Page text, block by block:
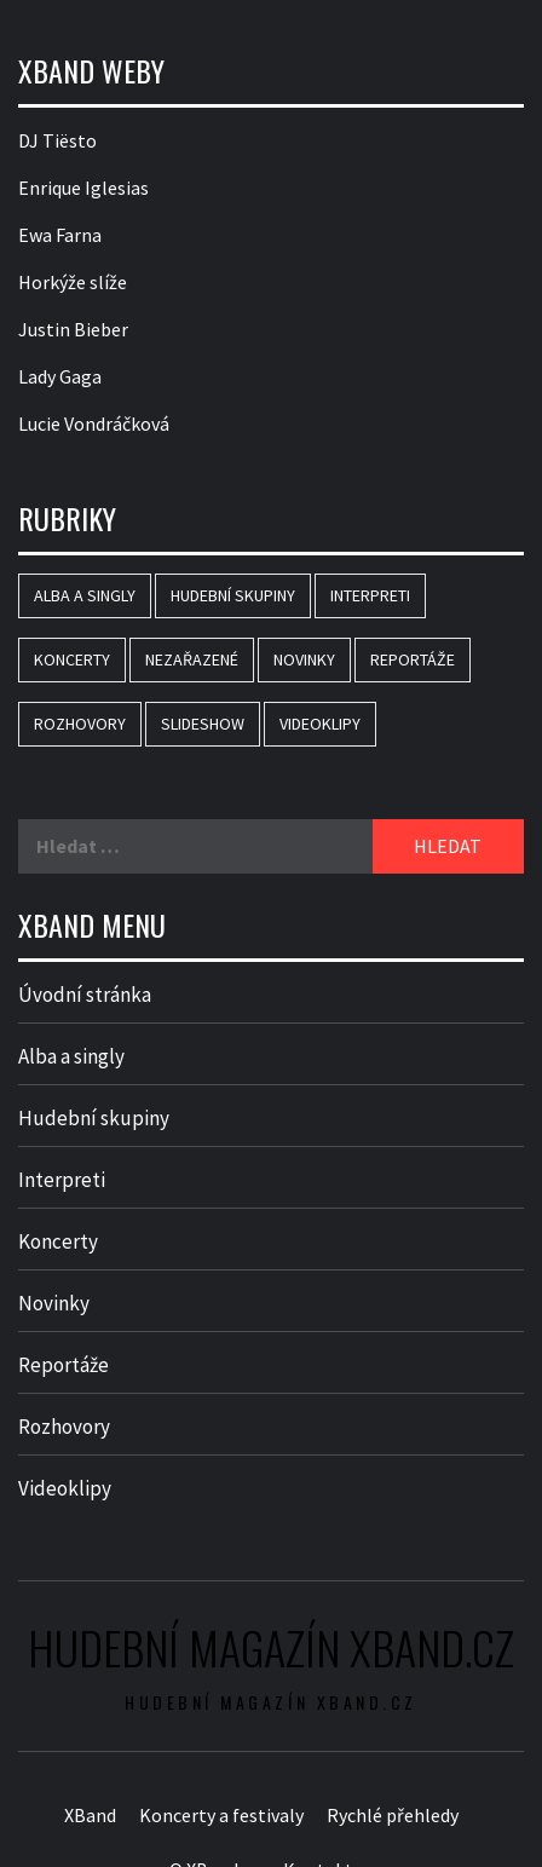
XBAND WEBY
DJ Tiësto
Enrique Iglesias
Ewa Farna
Horkýže slíže
Justin Bieber
Lady Gaga
Lucie Vondráčková
RUBRIKY
ALBA A SINGLY HUDEBNÍ SKUPINY INTERPRETI
KONCERTY NEZAŘAZENÉ NOVINKY REPORTÁŽE
ROZHOVORY SLIDESHOW VIDEOKLIPY
XBAND MENU
Úvodní stránka
Alba a singly
Hudební skupiny
Interpreti
Koncerty
Novinky
Reportáže
Rozhovory
Videoklipy
HUDEBNÍ MAGAZÍN XBAND.CZ
HUDEBNÍ MAGAZÍN XBAND.CZ
XBand Koncerty a festivaly Rychlé přehledy